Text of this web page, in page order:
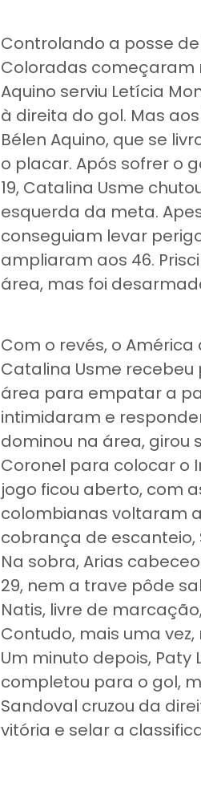
Controlando a posse
Coloradas começaram
Aquino serviu Letícia
à direita do gol. Mas
Bélen Aquino, que se
o placar. Após sofrer o
19, Catalina Usme
esquerda da meta.
conseguiam levar
ampliaram aos 46.
área, mas foi
Com o revés, o
Catalina Usme
área para empatar a
intimidaram e
dominou na área, girou
Coronel para colocar o
jogo ficou aberto, com
colombianas voltaram
cobrança de
Na sobra, Arias
29, nem a trave pôde
Natis, livre de
Contudo, mais uma
Um minuto depois,
completou para o gol,
Sandoval cruzou da
vitória e selar a